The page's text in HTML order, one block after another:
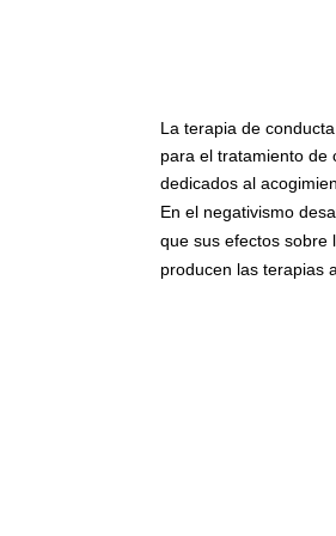
La terapia de
para el tratamiento de
dedicados al
En el negativismo
que sus efectos sobre
producen las terapias